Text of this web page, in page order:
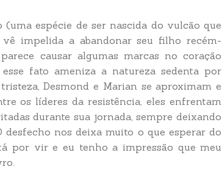
espécie de ser nascida do vulcão que
impelida a abandonar seu filho recém-
causar algumas marcas no coração
fato ameniza a natureza sedenta por
Desmond e Marian se aproximam e
os líderes da resistência, eles enfrentam
durante sua jornada, sempre deixando
nos deixa muito o que esperar do
por vir e eu tenho a impressão que meu